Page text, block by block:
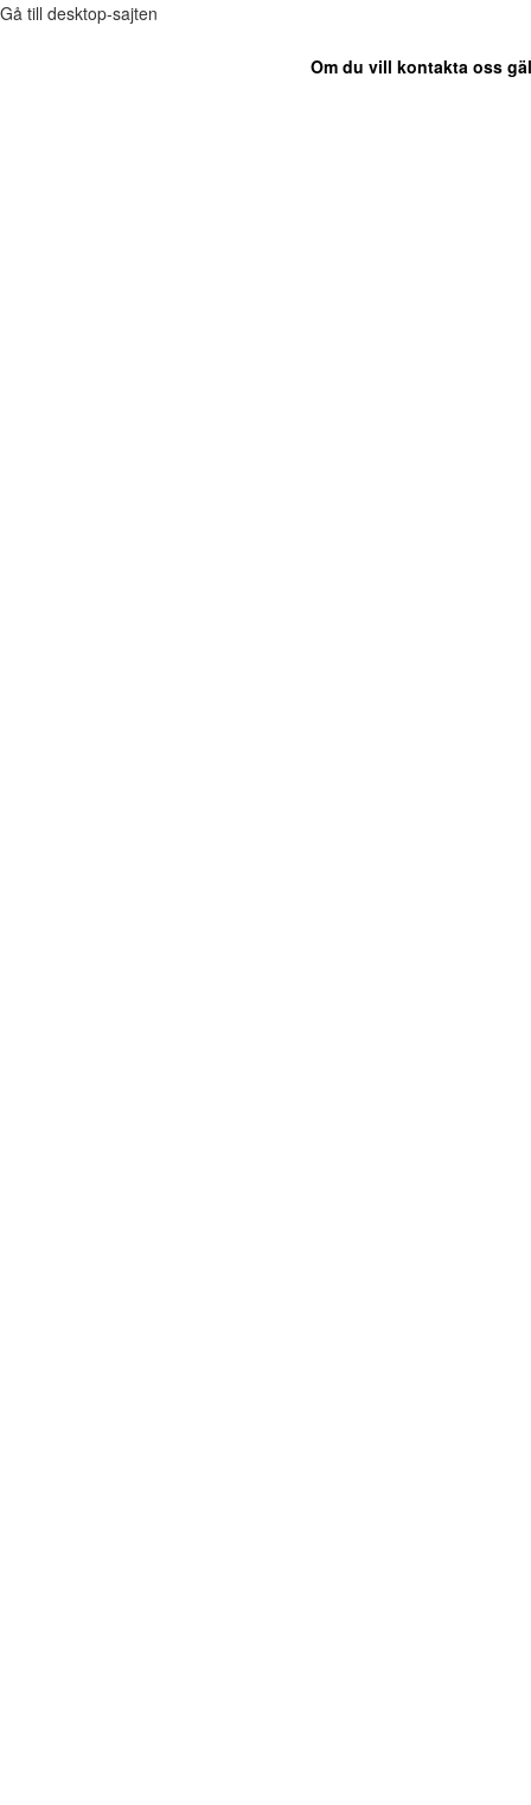
Gå till desktop-sajten
Om du vill kontakta oss